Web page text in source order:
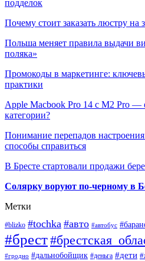
подделок
Почему стоит заказать люстру на
Польша меняет правила выдачи
поляка»
Промокоды в маркетинге:
практики
Apple Macbook Pro 14 с M2 Pro —
категории?
Понимание перепадов
способы справиться
В Бресте стартовали продажи
Солярку воруют по-черному в
Метки
#blizko #tochka #авто #автобус
#брест
#гродно #дальнобойщик #деньга #дети